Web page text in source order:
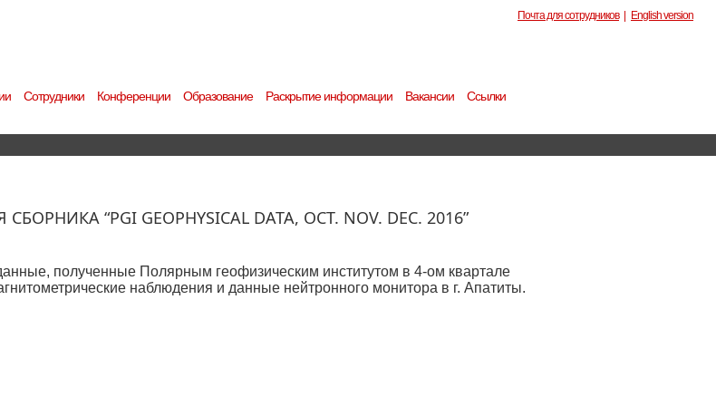
Почта для сотрудников English version
Сотрудники Конференции Образование Раскрытие информации Вакансии
Ссылки
“PGI GEOPHYSICAL DATA, OCT. NOV. DEC. 2016”
полученные Полярным геофизическим институтом в 4-ом квартале
наблюдения и данные нейтронного монитора в г. Апатиты.